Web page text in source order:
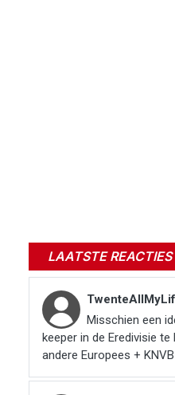
LAATSTE REACTIES
Misschien een
keeper in de Eredivisie
andere Europees + KNVB